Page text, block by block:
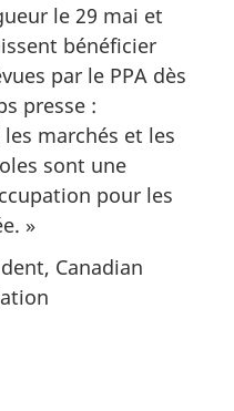
le 29 mai et
bénéficier
par le PPA dès
presse :
marchés et les
sont une
pour les
»
Canadian